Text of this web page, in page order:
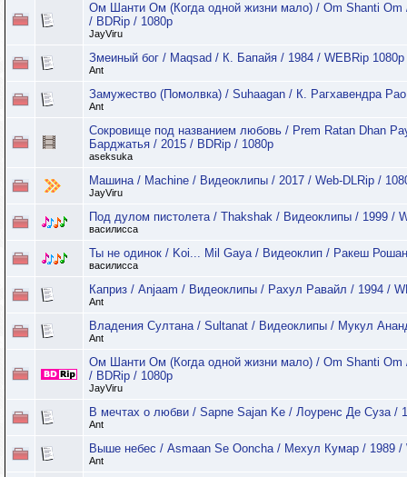
Ом Шанти Ом (Когда одной жизни мало) / Om Shanti
/ BDRip / 1080p
JayViru
Змеиный бог / Maqsad / К. Бапайя / 1984 / WEBRip 1080p
Ant
Замужество (Помолвка) / Suhaagan / К. Рагхавендра
Ant
Сокровище под названием любовь / Prem Ratan Dhan
Барджатья / 2015 / BDRip / 1080p
aseksuka
Машина / Machine / Видеоклипы / 2017 / Web-DLRip /
JayViru
Под дулом пистолета / Thakshak / Видеоклипы / 1999 /
василисса
Ты не одинок / Koi... Mil Gaya / Видеоклип / Ракеш
василисса
Каприз / Anjaam / Видеоклипы / Рахул Равайл / 1994 /
Ant
Владения Султана / Sultanat / Видеоклипы / Мукул
Ant
Ом Шанти Ом (Когда одной жизни мало) / Om Shanti
/ BDRip / 1080p
JayViru
В мечтах о любви / Sapne Sajan Ke / Лоуренс Де Суза /
Ant
Выше небес / Asmaan Se Ooncha / Мехул Кумар / 1989 /
Ant